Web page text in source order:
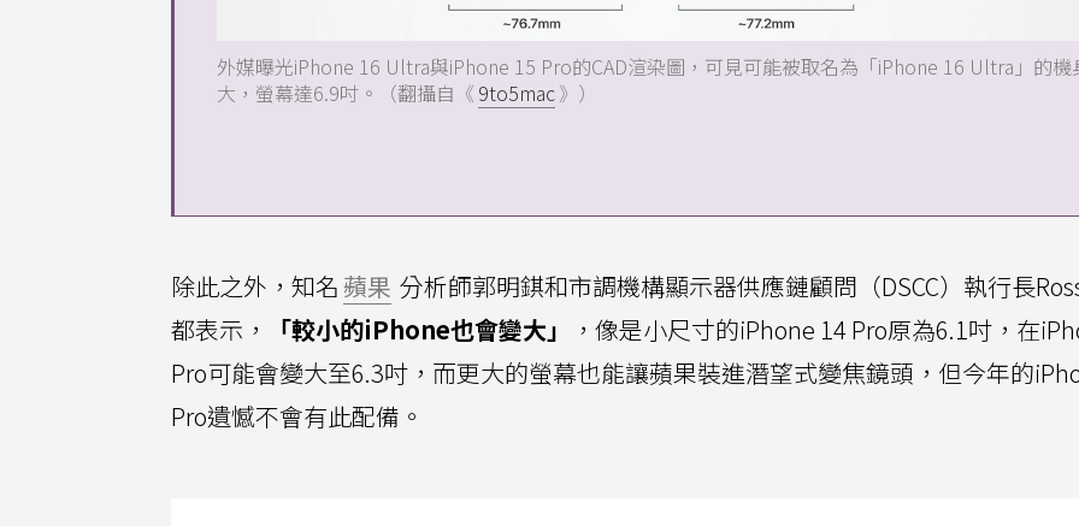
外媒曝光iPhone 16 Ultra與iPhone 15 Pro的CAD渲染圖，可見可能被取名為「iPhone 16 Ultra」的機
大，螢幕達6.9吋。（翻攝自《 9to5mac》）
除此之外，知名蘋果 分析師郭明錤和市調機構顯示器供應鏈顧問（DSCC）執行長
都表示，
「較小的iPhone也會變大」
，像是小尺寸的iPhone 14 Pro原為6.1吋，在
Pro可能會變大至6.3吋，而更大的螢幕也能讓蘋果裝進潛望式變焦鏡頭，但今年的
Pro遺憾不會有此配備。